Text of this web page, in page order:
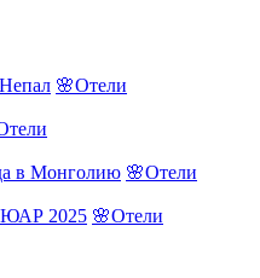
🌸Отели
в Монголию 🌸Отели
ЮАР 2025 🌸Отели